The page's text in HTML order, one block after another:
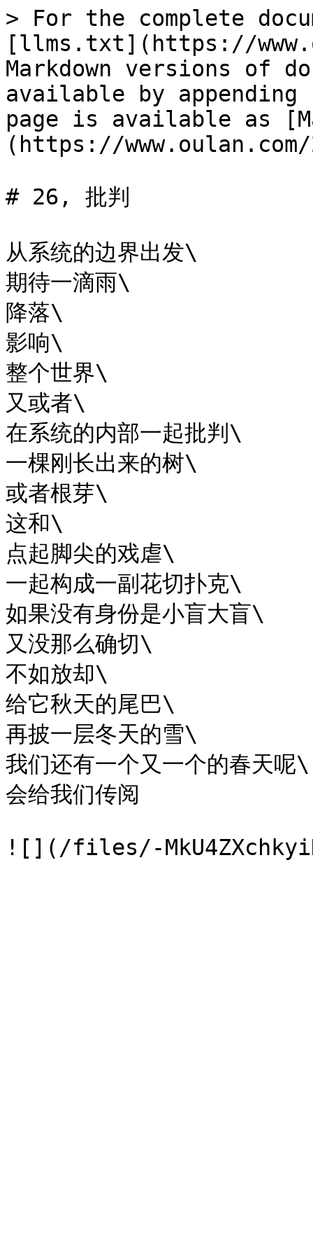
> For the complete
[llms.txt](https://
Markdown versions of
available by
page is available as
(https://
# 26, 批判
从系统的边界出发\
期待一滴雨\
降落\
影响\
整个世界\
又或者\
在系统的内部一起批判\
一棵刚长出来的树\
或者根芽\
这和\
点起脚尖的戏虐\
一起构成一副花切扑克\
如果没有身份是小盲大盲\
又没那么确切\
不如放却\
给它秋天的尾巴\
再披一层冬天的雪\
我们还有一个又一个的春天呢\
会给我们传阅